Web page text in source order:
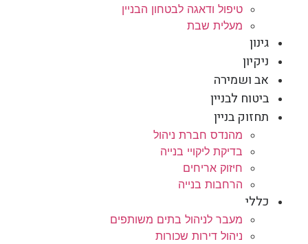
טיפול ודאגה לבטחון הבניין
מעלית שבת
גינון
ניקיון
אב ושמירה
ביטוח לבניין
תחזוק בניין
מהנדס חברת ניהול
בדיקת ליקויי בנייה
חיזוק אריחים
הרחבות בנייה
כללי
מעבר לניהול בתים משותפים
ניהול דירות שכורות